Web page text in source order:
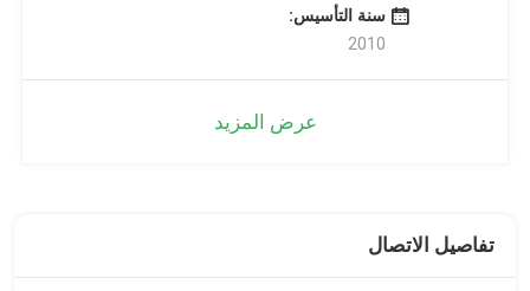
سنة التأسيس:
2010
عرض المزيد
تفاصيل الاتصال